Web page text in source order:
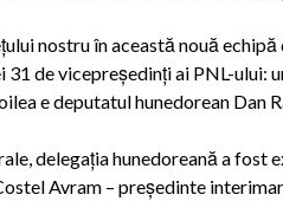
nostru în această nouă
de vicepreşedinţi ai PNL-ului:
e deputatul hunedorean Dan
delegaţia hunedoreană a fost
Avram – preşedinte